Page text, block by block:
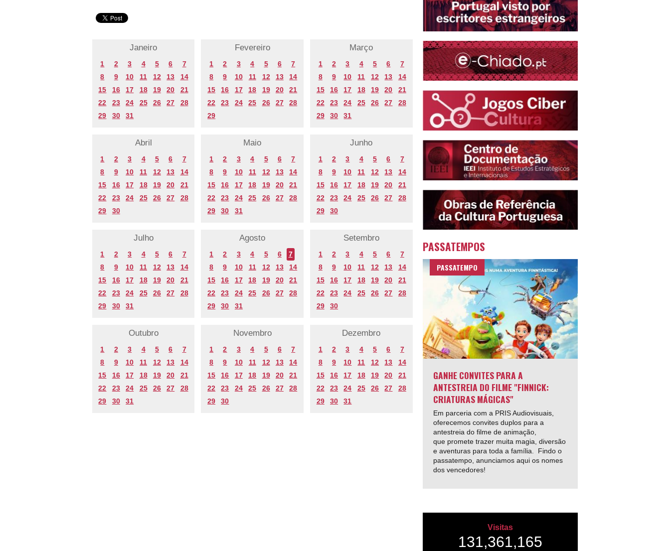
Janeiro
1 2 3 4 5 6
7
8
9 10 11 12 13
14
15
16 17 18 19 20
21
22
23 24 25 26 27
28
29
30 31
Fevereiro
1 2 3 4 5 6
7
8
9 10 11 12 13
14
15
16 17 18 19 20
21
22
23 24 25 26 27
28
29
Março
1 2 3 4 5 6
7
8
9 10 11 12 13
14
15
16 17 18 19 20
21
22
23 24 25 26 27
28
29
30 31
Abril
1 2 3 4 5 6
7
8
9 10 11 12 13
14
15
16 17 18 19 20
21
22
23 24 25 26 27
28
29
30
Maio
1 2 3 4 5 6
7
8
9 10 11 12 13
14
15
16 17 18 19 20
21
22
23 24 25 26 27
28
29
30 31
Junho
1 2 3 4 5 6
7
8
9 10 11 12 13
14
15
16 17 18 19 20
21
22
23 24 25 26 27
28
29
30
Julho
1 2 3 4 5 6
7
8
9 10 11 12 13
14
15
16 17 18 19 20
21
22
23 24 25 26 27
28
29
30 31
Agosto
1 2 3 4 5 6
7
8
9 10 11 12 13
14
15
16 17 18 19 20
21
22
23 24 25 26 27
28
29
30 31
Setembro
1 2 3 4 5 6
7
8
9 10 11 12 13
14
15
16 17 18 19 20
21
22
23 24 25 26 27
28
29
30
Outubro
1 2 3 4 5 6
7
8
9 10 11 12 13
14
15
16 17 18 19 20
21
22
23 24 25 26 27
28
29
30 31
Novembro
1 2 3 4 5 6
7
8
9 10 11 12 13
14
15
16 17 18 19 20
21
22
23 24 25 26 27
28
29
30
Dezembro
1 2 3 4 5 6
7
8
9 10 11 12 13
14
15
16 17 18 19 20
21
22
23 24 25 26 27
28
29
30 31
PASSATEMPOS
PASSATEMPO
GANHE CONVITES PARA A
ANTESTREIA DO FILME "FINNICK:
CRIATURAS MÁGICAS"
Em parceria com a PRIS Audiovisuais,
oferecemos convites duplos para a
antestreia do filme de animação,
que promete trazer muita magia, diversão
e aventuras para toda a família. Findo o
passatempo, anunciamos aqui os nomes
dos vencedores!
Visitas
131,361,165